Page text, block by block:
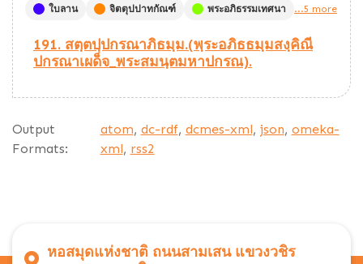
ใบลาน จิตตุปปาทกัณฑ์ พระอภิธรรมเทศนา ...5 more
191. สตฺตปฺปกรณาภิธมฺม.(พฺระอภิธธมฺมสงฺคิณี
ปกรณาเผด็จ_พระสมนฺตมหาปกรณ).
Output
Formats:
atom, dc-rdf, dcmes-xml, json, omeka-
xml, rss2
หอสมุดแห่งชาติ ถนนสามเสน แขวงวชิร